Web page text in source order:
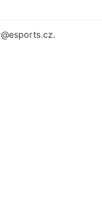
@esports.cz.